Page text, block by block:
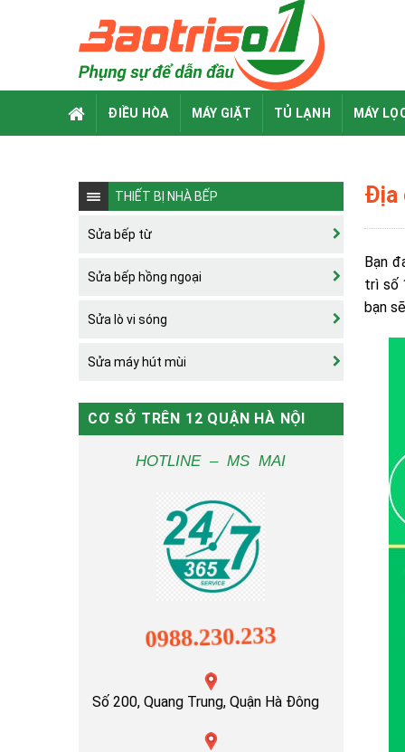
ĐIỀU HÒA MÁY GIẶT TỦ LẠNH MÁY
THIẾT BỊ NHÀ BẾP
Sửa bếp từ
Sửa bếp hồng ngoại
Sửa lò vi sóng
Sửa máy hút mùi
CƠ SỞ TRÊN 12 QUẬN HÀ NỘI
HOTLINE – MS MAI
0988.230.233
Số 200, Quang Trung, Quận Hà Đông
Địa
Bạn
trì số
bạn